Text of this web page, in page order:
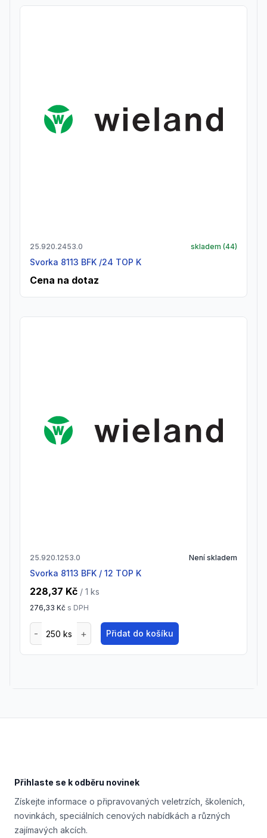
25.920.2453.0 skladem (44)
Svorka 8113 BFK /24 TOP K
Cena na dotaz
25.920.1253.0 Není skladem
Svorka 8113 BFK / 12 TOP K
228,37 Kč / 1 ks
276,33 Kč s DPH
Přidat do košíku
Přihlaste se k odběru novinek
Získejte informace o připravovaných veletrzích, školeních,
novinkách, speciálních cenových nabídkách a různých
zajímavých akcích.